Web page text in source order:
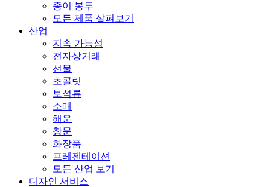
종이 봉투
모든 제품 살펴보기
산업
지속 가능성
전자상거래
선물
초콜릿
보석류
소매
해운
창문
화장품
프레젠테이션
모든 산업 보기
디자인 서비스